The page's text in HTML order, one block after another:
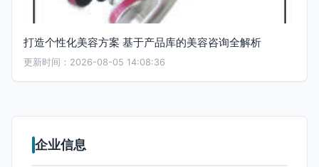
打造个性化美容方案 基于产品库的美容咨询全解析
更新时间：2026-08-05 14:08:36
企业信息